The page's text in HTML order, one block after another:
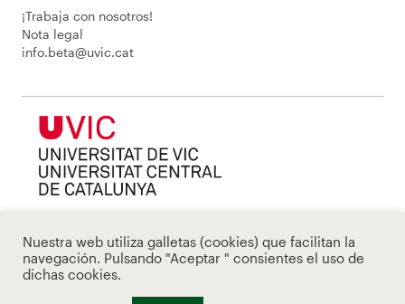
¡Trabaja con nosotros!
Nota legal
info.beta@uvic.cat
Nuestra web utiliza galletas (cookies) que facilitan la
navegación. Pulsando "Aceptar " consientes el uso de
dichas cookies.